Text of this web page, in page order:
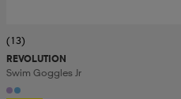
(13)
REVOLUTION
Swim Goggles Jr